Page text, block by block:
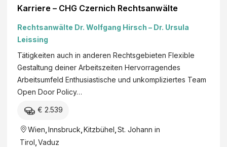
Karriere – CHG Czernich Rechtsanwälte
Rechtsanwälte Dr. Wolfgang Hirsch – Dr. Ursula
Leissing
Tätigkeiten auch in anderen Rechtsgebieten Flexible
Gestaltung deiner Arbeitszeiten Hervorragendes
Arbeitsumfeld Enthusiastische und unkompliziertes Team
Open Door Policy…
€ 2.539
Wien Innsbruck Kitzbühel St. Johann in
Tirol Vaduz